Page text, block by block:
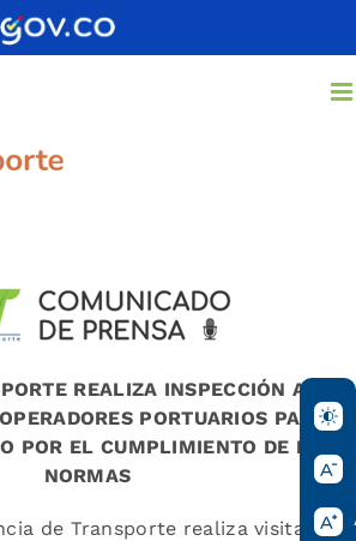
REALIZA INSPECCIÓN A
PORTUARIOS PARA
POR EL CUMPLIMIENTO DE LAS
NORMAS
de Transporte realiza visitas